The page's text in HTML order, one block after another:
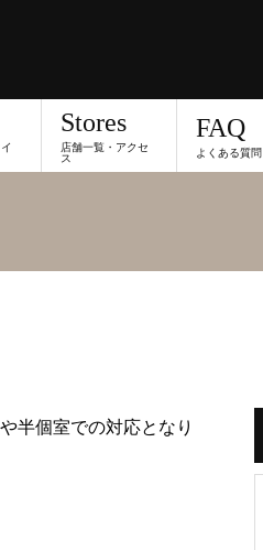
Stores
店舗一覧・アクセ
ス
FAQ
よくある質問
半個室での対応となり